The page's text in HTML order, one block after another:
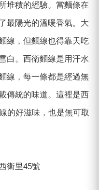
堆積的經驗。當麵條在
最陽光的溫暖香氣。大
線，但麵線也得靠天吃
白。西衛麵線是用汗水
線，每一條都是經過無
傳統的味道。這裡是西
的好滋味，也是無可取
衛里45號